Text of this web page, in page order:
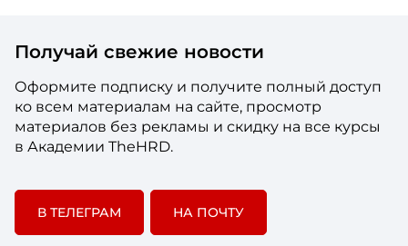
Получай свежие новости
Оформите подписку и получите полный доступ
ко всем материалам на сайте, просмотр
материалов без рекламы и скидку на все курсы
в Академии TheHRD.
В ТЕЛЕГРАМ НА ПОЧТУ